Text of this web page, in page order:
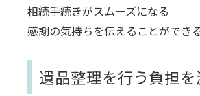
相続手続きがスムーズになる
感謝の気持ちを伝えることができ
遺品整理を行う負担を